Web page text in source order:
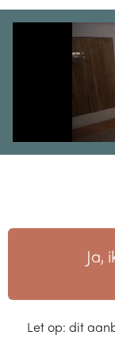
Ja,
Let op: dit